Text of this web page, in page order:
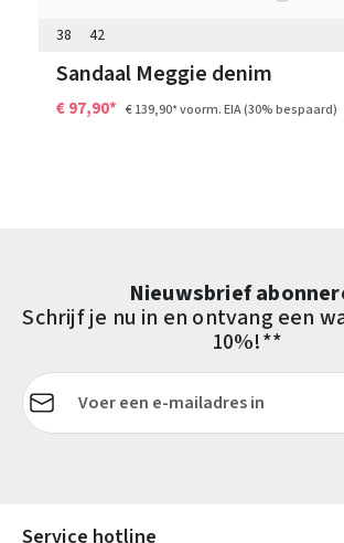
38 42
Sandaal Meggie denim
€ 97,90* € 139,90*voorm. EIA(30% bespaard)
Nieuwsbrief
Schrijf je nu in en ontvang een
10%!**
E-mailadres*
Service hotline